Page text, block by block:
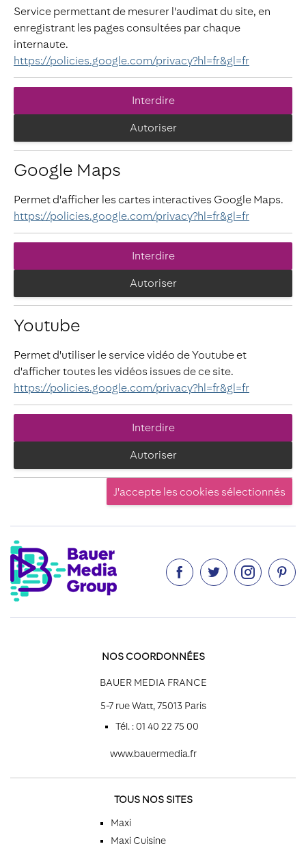
Service permettant de mesurer l'audimat du site, en
enregistrant les pages consultées par chaque
internaute.
https://policies.google.com/privacy?hl=fr&gl=fr
Interdire
Autoriser
Google Maps
Permet d'afficher les cartes interactives Google Maps.
https://policies.google.com/privacy?hl=fr&gl=fr
Interdire
Autoriser
Youtube
Permet d'utiliser le service vidéo de Youtube et
d'afficher toutes les vidéos issues de ce site.
https://policies.google.com/privacy?hl=fr&gl=fr
Interdire
Autoriser
   
NOS COORDONNÉES
BAUER MEDIA FRANCE
5-7 rue Watt, 75013 Paris
Tél. : 01 40 22 75 00
www.bauermedia.fr
TOUS NOS SITES
Maxi
Maxi Cuisine